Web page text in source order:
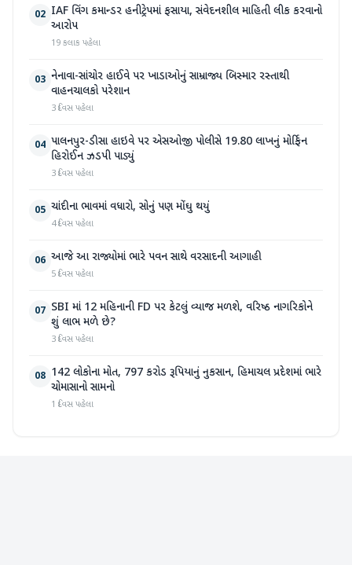
02 IAF વિંગ કમાન્ડર હનીટ્રેપમાં ફસાયા, સંવેદનશીલ માહિતી લીક કરવાનો
આરોપ
19 કલાક પહેલા
03 નેનાવા-સાંચોર હાઈવે પર ખાડાઓનું સામ્રાજ્ય બિસ્માર રસ્તાથી
વાહનચાલકો પરેશાન
3 દિવસ પહેલા
04 પાલનપુર-ડીસા હાઇવે પર એસઓજી પોલીસે 19.80 લાખનું મોર્ફિન
હિરોઈન ઝડપી પાડ્યું
3 દિવસ પહેલા
05 ચાંદીના ભાવમાં વધારો, સોનું પણ મોંઘુ થયું
4 દિવસ પહેલા
06 આજે આ રાજ્યોમાં ભારે પવન સાથે વરસાદની આગાહી
5 દિવસ પહેલા
07 SBI માં 12 મહિનાની FD પર કેટલું વ્યાજ મળશે, વરિષ્ઠ નાગરિકોને
શું લાભ મળે છે?
3 દિવસ પહેલા
08 142 લોકોના મોત, 797 કરોડ રૂપિયાનું નુકસાન, હિમાચલ પ્રદેશમાં ભારે
ચોમાસાનો સામનો
1 દિવસ પહેલા